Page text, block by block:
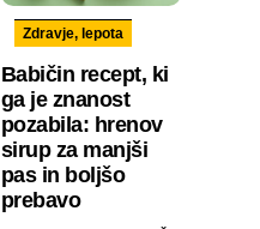
Zdravje, lepota
Babičin recept, ki
ga je znanost
pozabila: hrenov
sirup za manjši
pas in boljšo
prebavo